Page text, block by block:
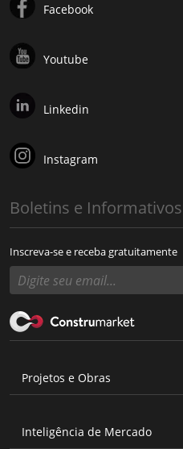
Facebook
Youtube
Linkedin
Instagram
Boletins e Informativos
Inscreva-se e receba gratuitamente
Projetos e Obras
Inteligência de Mercado